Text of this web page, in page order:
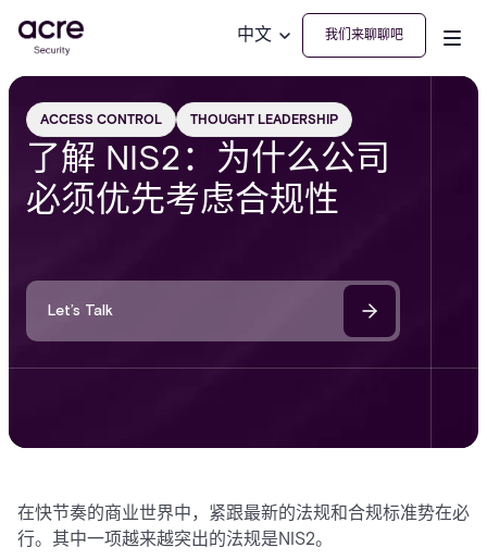
中文 我们来聊聊吧
ACCESS CONTROL THOUGHT LEADERSHIP
了解 NIS2：为什么公司
必须优先考虑合规性
Let’s Talk
在快节奏的商业世界中，紧跟最新的法规和合规标准势在必
行。其中一项越来越突出的法规是NIS2。